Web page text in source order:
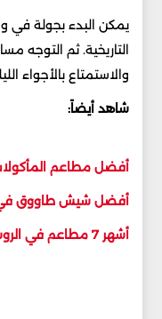
يمكن البدء بجولة في
التاريخية. ثم التوجه
والاستمتاع بالأجواء
شاهد أيضاً:
أفضل مطاعم
أفضل شيش طاووق في
أشهر 7 مطاعم في الروشة